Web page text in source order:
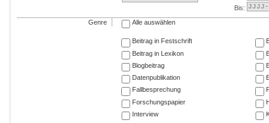
Bis:
Genre Alle auswählen
Beitrag in Festschrift
Beitrag in Lexikon
Blogbeitrag
Datenpublikation
Fallbesprechung
Forschungspapier
Interview